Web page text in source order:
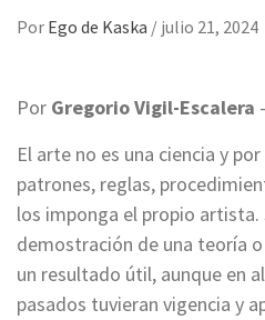
Por Ego de Kaska / julio 21, 2024
Por Gregorio Vigil-Escalera
El arte no es una ciencia y
patrones, reglas,
los imponga el propio artista.
demostración de una teoría
un resultado útil, aunque en
pasados tuvieran vigencia y